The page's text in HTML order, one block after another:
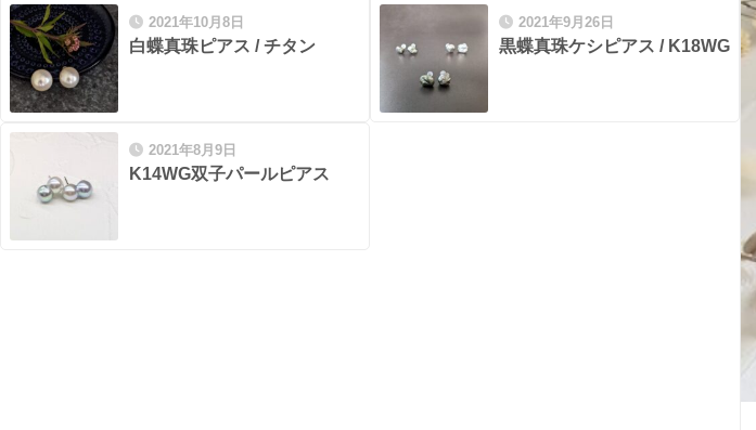
2021年10月8日
白蝶真珠ピアス / チタン
2021年9月26日
黒蝶真珠ケシピアス / K18WG
2021年8月9日
K14WG双子パールピアス